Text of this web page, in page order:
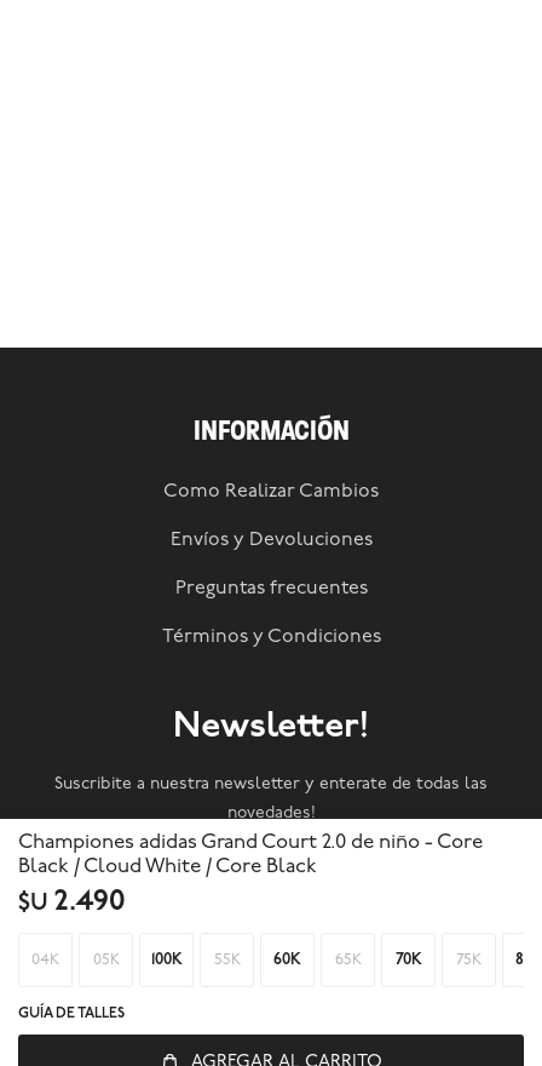
Championes adidas Grand Court 2.0 de niño - Core
Black / Cloud White / Core Black
$U 2.490
04K 05K 100K 55K 60K 65K 70K 75K 80K
GUÍA DE TALLES
AGREGAR AL CARRITO
INFORMACIÓN
Como Realizar Cambios
Envíos y Devoluciones
Preguntas frecuentes
Términos y Condiciones
Newsletter!
Suscribite a nuestra newsletter y enterate de todas las
novedades!
 